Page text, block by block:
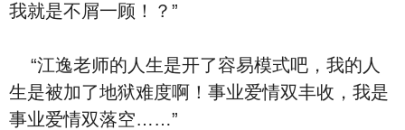
我就是不屑一顾！？”
“江逸老师的人生是开了容易模式吧，我的人
生是被加了地狱难度啊！事业爱情双丰收，我是
事业爱情双落空……”